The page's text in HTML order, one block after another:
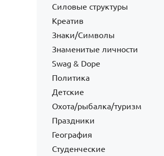
Силовые структуры
Креатив
Знаки/Символы
Знаменитые личности
Swag & Dope
Политика
Детские
Охота/рыбалка/туризм
Праздники
География
Студенческие